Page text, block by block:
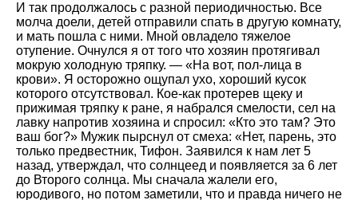
И так продолжалось с разной периодичностью. Все
молча доели, детей отправили спать в другую комнату,
и мать пошла с ними. Мной овладело тяжелое
отупение. Очнулся я от того что хозяин протягивал
мокрую холодную тряпку. — «На вот, пол-лица в
крови». Я осторожно ощупал ухо, хороший кусок
которого отсутствовал. Кое-как протерев щеку и
прижимая тряпку к ране, я набрался смелости, сел на
лавку напротив хозяина и спросил: «Кто это там? Это
ваш бог?» Мужик пырснул от смеха: «Нет, парень, это
только предвестник, Тифон. Заявился к нам лет 5
назад, утверждал, что солнцеед и появляется за 6 лет
до Второго солнца. Мы сначала жалели его,
юродивого, но потом заметили, что и правда ничего не